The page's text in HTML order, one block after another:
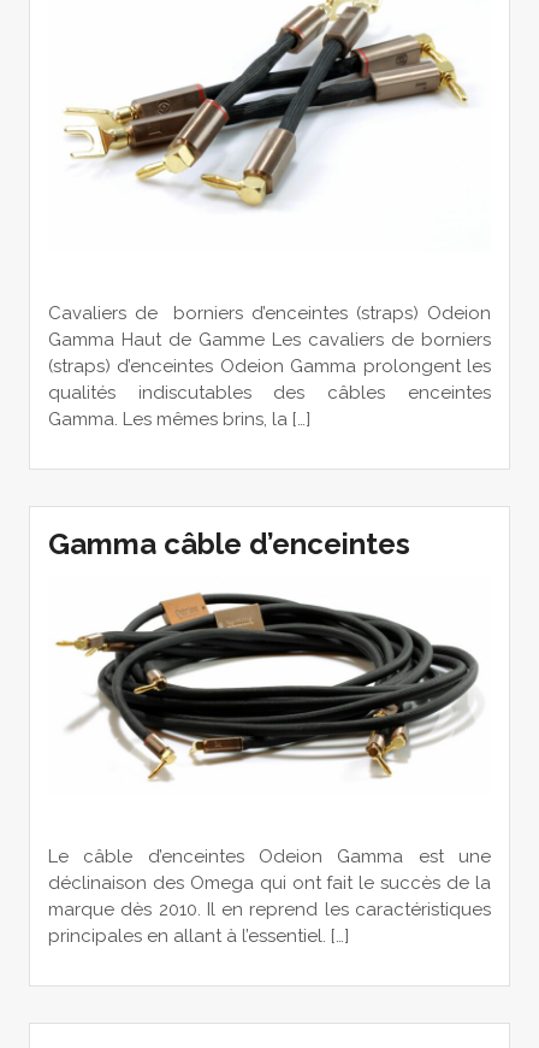
Cavaliers de borniers d’enceintes (straps) Odeion
Gamma Haut de Gamme Les cavaliers de borniers
(straps) d’enceintes Odeion Gamma prolongent les
qualités indiscutables des câbles enceintes
Gamma. Les mêmes brins, la […]
Gamma câble d’enceintes
Le câble d’enceintes Odeion Gamma est une
déclinaison des Omega qui ont fait le succès de la
marque dès 2010. Il en reprend les caractéristiques
principales en allant à l’essentiel. […]